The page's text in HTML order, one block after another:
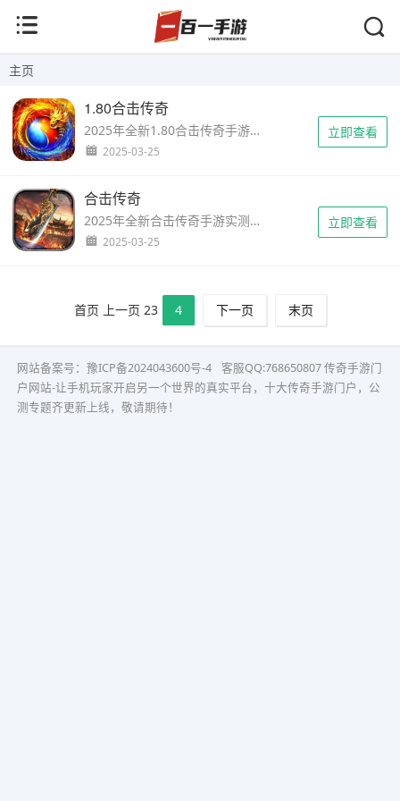
主页
1.80合击传奇
2025年全新1.80合击传奇手游真实体验，详解星王装备系统、跨服组合技对抗，揭秘经典职业组合如何打破战力天花板。...
2025-03-25
立即查看
合击传奇
2025年全新合击传奇手游实测报告，揭秘战法道组合技、智能跨服匹配等创新设计，附万人攻沙实战数据与玩家真实口碑。...
2025-03-25
立即查看
首页 上一页 23 4 下一页 末页
网站备案号： 豫ICP备2024043600号-4 客服QQ:768650807传奇手游门
户网站-让手机玩家开启另一个世界的真实平台，十大传奇手游门户，公
测专题齐更新上线，敬请期待！